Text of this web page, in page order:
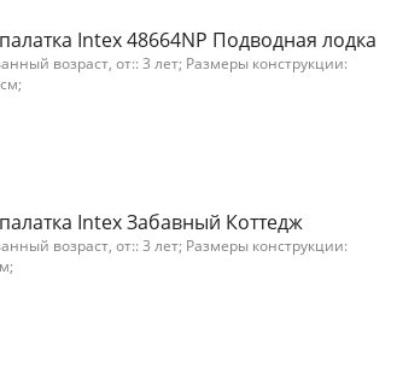
Intex 48664NP Подводная лодка
возраст, от:: 3 лет; Размеры конструкции:
Intex Забавный Коттедж
возраст, от:: 3 лет; Размеры конструкции: